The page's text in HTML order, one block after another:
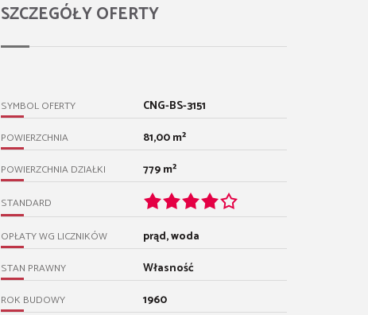
SZCZEGÓŁY OFERTY
SYMBOL OFERTY CNG-BS-3151
POWIERZCHNIA 81,00 m²
POWIERZCHNIA DZIAŁKI 779 m²
STANDARD
OPŁATY WG LICZNIKÓW prąd, woda
STAN PRAWNY Własność
ROK BUDOWY 1960